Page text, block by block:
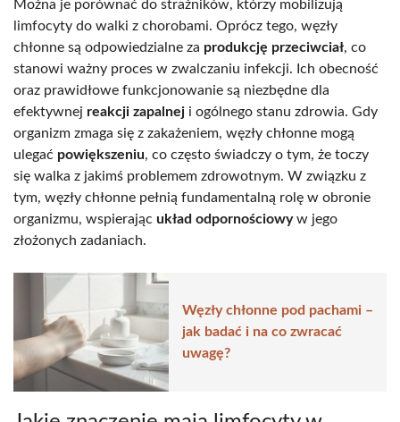
Można je porównać do strażników, którzy mobilizują
limfocyty do walki z chorobami. Oprócz tego, węzły
chłonne są odpowiedzialne za produkcję przeciwciał, co
stanowi ważny proces w zwalczaniu infekcji. Ich obecność
oraz prawidłowe funkcjonowanie są niezbędne dla
efektywnej reakcji zapalnej i ogólnego stanu zdrowia. Gdy
organizm zmaga się z zakażeniem, węzły chłonne mogą
ulegać powiększeniu, co często świadczy o tym, że toczy
się walka z jakimś problemem zdrowotnym. W związku z
tym, węzły chłonne pełnią fundamentalną rolę w obronie
organizmu, wspierając układ odpornościowyw jego
złożonych zadaniach.
Węzły chłonne pod pachami –
jak badać i na co zwracać
uwagę?